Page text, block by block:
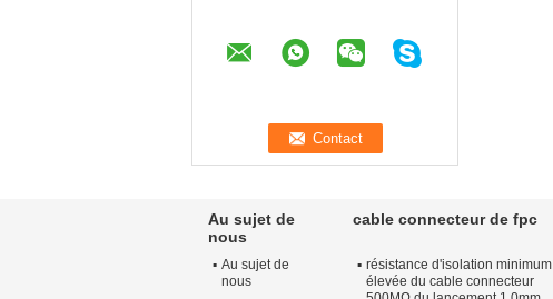
Au sujet de
nous
Au sujet de
nous
cable connecteur de fpc
résistance d'isolation minimum
élevée du cable connecteur